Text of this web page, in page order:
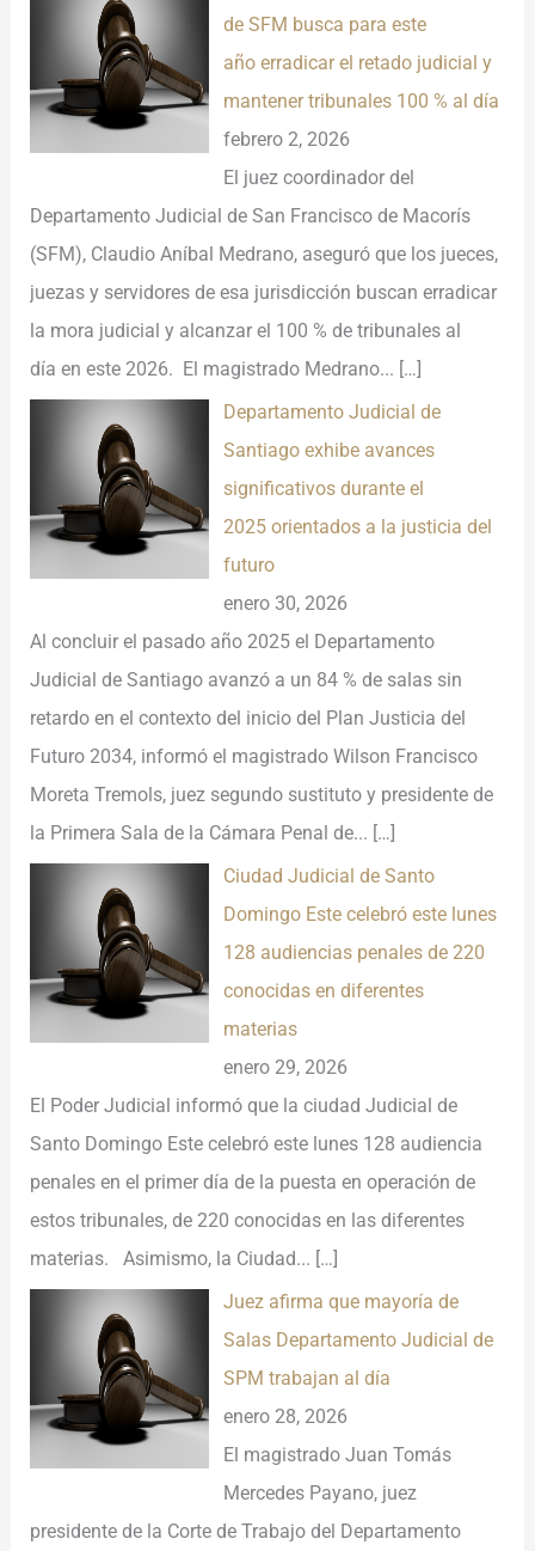
de SFM busca para este
año erradicar el retado judicial y
mantener tribunales 100 % al día
febrero 2, 2026
El juez coordinador del
Departamento Judicial de San Francisco de Macorís
(SFM), Claudio Aníbal Medrano, aseguró que los jueces,
juezas y servidores de esa jurisdicción buscan erradicar
la mora judicial y alcanzar el 100 % de tribunales al
día en este 2026. El magistrado Medrano... […]
Departamento Judicial de
Santiago exhibe avances
significativos durante el
2025 orientados a la justicia del
futuro
enero 30, 2026
Al concluir el pasado año 2025 el Departamento
Judicial de Santiago avanzó a un 84 % de salas sin
retardo en el contexto del inicio del Plan Justicia del
Futuro 2034, informó el magistrado Wilson Francisco
Moreta Tremols, juez segundo sustituto y presidente de
la Primera Sala de la Cámara Penal de... […]
Ciudad Judicial de Santo
Domingo Este celebró este lunes
128 audiencias penales de 220
conocidas en diferentes
materias
enero 29, 2026
El Poder Judicial informó que la ciudad Judicial de
Santo Domingo Este celebró este lunes 128 audiencia
penales en el primer día de la puesta en operación de
estos tribunales, de 220 conocidas en las diferentes
materias. Asimismo, la Ciudad... […]
Juez afirma que mayoría de
Salas Departamento Judicial de
SPM trabajan al día
enero 28, 2026
El magistrado Juan Tomás
Mercedes Payano, juez
presidente de la Corte de Trabajo del Departamento